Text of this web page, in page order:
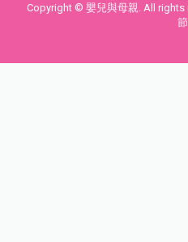
Copyright © 嬰兒與母親. All